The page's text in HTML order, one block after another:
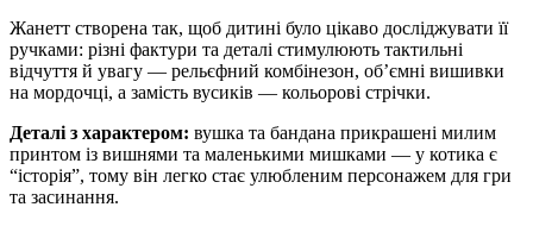
Жанетт створена так, щоб дитині було цікаво досліджувати її
ручками: різні фактури та деталі стимулюють тактильні
відчуття й увагу — рельєфний комбінезон, об’ємні вишивки
на мордочці, а замість вусиків — кольорові стрічки.
Деталі з характером: вушка та бандана прикрашені милим
принтом із вишнями та маленькими мишками — у котика є
“історія”, тому він легко стає улюбленим персонажем для гри
та засинання.